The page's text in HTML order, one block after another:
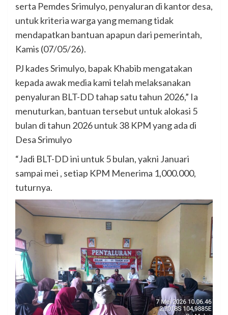
serta Pemdes Srimulyo, penyaluran di kantor desa,
untuk kriteria warga yang memang tidak
mendapatkan bantuan apapun dari pemerintah,
Kamis (07/05/26).
PJ kades Srimulyo, bapak Khabib mengatakan
kepada awak media kami telah melaksanakan
penyaluran BLT-DD tahap satu tahun 2026,” Ia
menuturkan, bantuan tersebut untuk alokasi 5
bulan di tahun 2026 untuk 38 KPM yang ada di
Desa Srimulyo
“Jadi BLT-DD ini untuk 5 bulan, yakni Januari
sampai mei , setiap KPM Menerima 1,000.000,
tuturnya.